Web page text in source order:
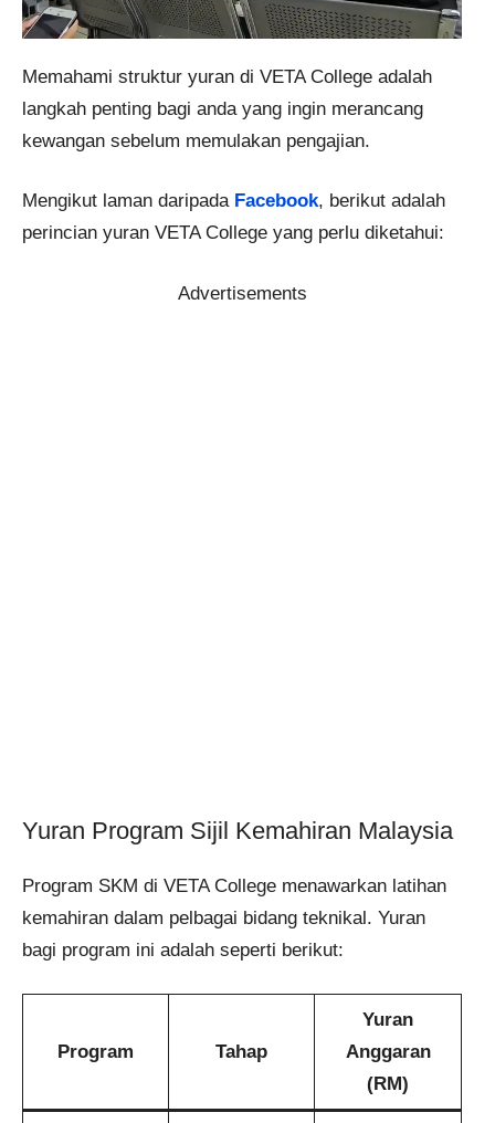
Memahami struktur yuran di VETA College adalah
langkah penting bagi anda yang ingin merancang
kewangan sebelum memulakan pengajian.
Mengikut laman daripada Facebook, berikut adalah
perincian yuran VETA College yang perlu diketahui:
Advertisements
Yuran Program Sijil Kemahiran Malaysia
Program SKM di VETA College menawarkan latihan
kemahiran dalam pelbagai bidang teknikal. Yuran
bagi program ini adalah seperti berikut:
Program Tahap
Yuran
Anggaran
(RM)